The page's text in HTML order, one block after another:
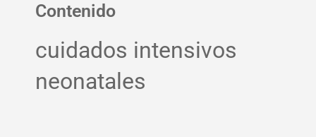
Contenido
cuidados intensivos
neonatales